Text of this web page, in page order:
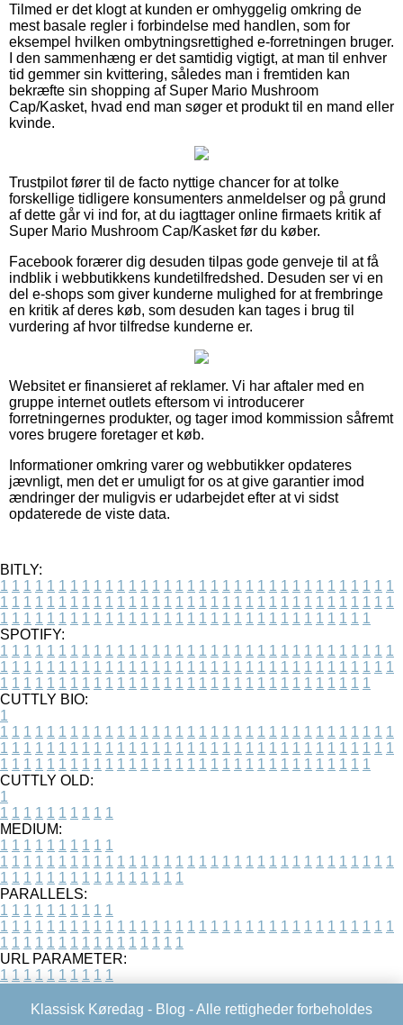
Tilmed er det klogt at kunden er omhyggelig omkring de
mest basale regler i forbindelse med handlen, som for
eksempel hvilken ombytningsrettighed e-forretningen bruger.
I den sammenhæng er det samtidig vigtigt, at man til enhver
tid gemmer sin kvittering, således man i fremtiden kan
bekræfte sin shopping af Super Mario Mushroom
Cap/Kasket, hvad end man søger et produkt til en mand eller
kvinde.
Trustpilot fører til de facto nyttige chancer for at tolke
forskellige tidligere konsumenters anmeldelser og på grund
af dette går vi ind for, at du iagttager online firmaets kritik af
Super Mario Mushroom Cap/Kasket før du køber.
Facebook forærer dig desuden tilpas gode genveje til at få
indblik i webbutikkens kundetilfredshed. Desuden ser vi en
del e-shops som giver kunderne mulighed for at frembringe
en kritik af deres køb, som desuden kan tages i brug til
vurdering af hvor tilfredse kunderne er.
Websitet er finansieret af reklamer. Vi har aftaler med en
gruppe internet outlets eftersom vi introducerer
forretningernes produkter, og tager imod kommission såfremt
vores brugere foretager et køb.
Informationer omkring varer og webbutikker opdateres
jævnligt, men det er umuligt for os at give garantier imod
ændringer der muligvis er udarbejdet efter at vi sidst
opdaterede de viste data.
BITLY:
1 1 1 1 1 1 1 1 1 1 1 1 1 1 1 1 1 1 1 1 1 1 1 1 1 1 1 1 1 1 1 1 1 1
1 1 1 1 1 1 1 1 1 1 1 1 1 1 1 1 1 1 1 1 1 1 1 1 1 1 1 1 1 1 1 1 1 1
1 1 1 1 1 1 1 1 1 1 1 1 1 1 1 1 1 1 1 1 1 1 1 1 1 1 1 1 1 1 1 1
SPOTIFY:
1 1 1 1 1 1 1 1 1 1 1 1 1 1 1 1 1 1 1 1 1 1 1 1 1 1 1 1 1 1 1 1 1 1
1 1 1 1 1 1 1 1 1 1 1 1 1 1 1 1 1 1 1 1 1 1 1 1 1 1 1 1 1 1 1 1 1 1
1 1 1 1 1 1 1 1 1 1 1 1 1 1 1 1 1 1 1 1 1 1 1 1 1 1 1 1 1 1 1 1
CUTTLY BIO:
1
1 1 1 1 1 1 1 1 1 1 1 1 1 1 1 1 1 1 1 1 1 1 1 1 1 1 1 1 1 1 1 1 1 1
1 1 1 1 1 1 1 1 1 1 1 1 1 1 1 1 1 1 1 1 1 1 1 1 1 1 1 1 1 1 1 1 1 1
1 1 1 1 1 1 1 1 1 1 1 1 1 1 1 1 1 1 1 1 1 1 1 1 1 1 1 1 1 1 1 1
CUTTLY OLD:
1
1 1 1 1 1 1 1 1 1 1
MEDIUM:
1 1 1 1 1 1 1 1 1 1
1 1 1 1 1 1 1 1 1 1 1 1 1 1 1 1 1 1 1 1 1 1 1 1 1 1 1 1 1 1 1 1 1 1
1 1 1 1 1 1 1 1 1 1 1 1 1 1 1 1
PARALLELS:
1 1 1 1 1 1 1 1 1 1
1 1 1 1 1 1 1 1 1 1 1 1 1 1 1 1 1 1 1 1 1 1 1 1 1 1 1 1 1 1 1 1 1 1
1 1 1 1 1 1 1 1 1 1 1 1 1 1 1 1
URL PARAMETER:
1 1 1 1 1 1 1 1 1 1
Klassisk Køredag - Blog - Alle rettigheder forbeholdes